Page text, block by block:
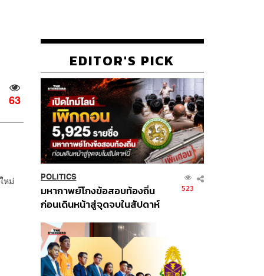
63
หม่
EDITOR'S PICK
POLITICS
มหากาพย์โกงข้อสอบท้องถิ่น
ก่อนเดินหน้าสู่จุดจบในสัปดาห์
523